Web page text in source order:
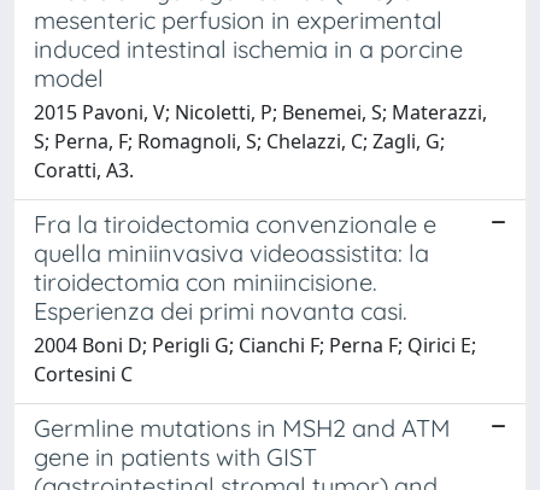
mesenteric perfusion in experimental
induced intestinal ischemia in a porcine
model
2015 Pavoni, V; Nicoletti, P; Benemei, S; Materazzi,
S; Perna, F; Romagnoli, S; Chelazzi, C; Zagli, G;
Coratti, A3.
Fra la tiroidectomia convenzionale e
quella miniinvasiva videoassistita: la
tiroidectomia con miniincisione.
Esperienza dei primi novanta casi.
2004 Boni D; Perigli G; Cianchi F; Perna F; Qirici E;
Cortesini C
Germline mutations in MSH2 and ATM
gene in patients with GIST